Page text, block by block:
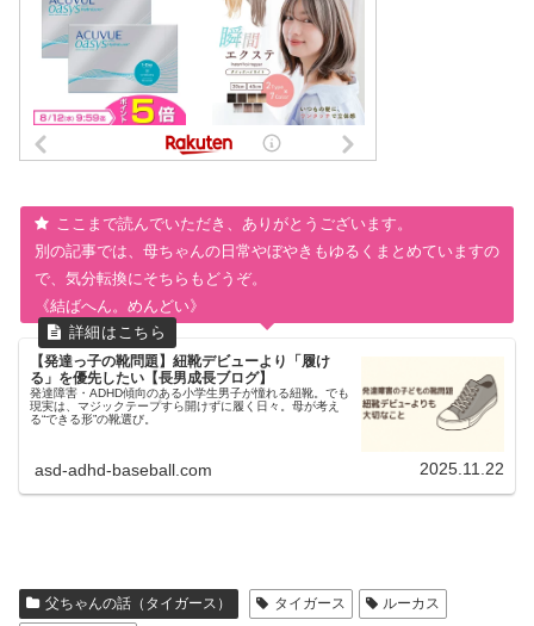
ここまで読んでいただき、ありがとうございます。
別の記事では、母ちゃんの日常やぼやきもゆるくまとめていますの
で、気分転換にそちらもどうぞ。
《結ばへん。めんどい》
【発達っ子の靴問題】紐靴デビューより「履け
る」を優先したい【長男成長ブログ】
発達障害・ADHD傾向のある小学生男子が憧れる紐靴。でも
現実は、マジックテープすら開けずに履く日々。母が考え
る“できる形”の靴選び。
asd-adhd-baseball.com 2025.11.22
父ちゃんの話（タイガース） タイガース
ルーカス